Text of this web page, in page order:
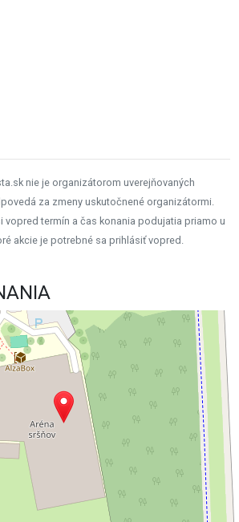
nie je organizátorom uverejňovaných
za zmeny uskutočnené organizátormi.
vopred termín a čas konania podujatia priamo u
akcie je potrebné sa prihlásiť vopred.